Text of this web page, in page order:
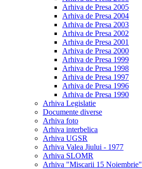
Arhiva de Presa 2005
Arhiva de Presa 2004
Arhiva de Presa 2003
Arhiva de Presa 2002
Arhiva de Presa 2001
Arhiva de Presa 2000
Arhiva de Presa 1999
Arhiva de Presa 1998
Arhiva de Presa 1997
Arhiva de Presa 1996
Arhiva de Presa 1990
Arhiva Legislatie
Documente diverse
Arhiva foto
Arhiva interbelica
Arhiva UGSR
Arhiva Valea Jiului - 1977
Arhiva SLOMR
Arhiva "Miscarii 15 Noiembrie"